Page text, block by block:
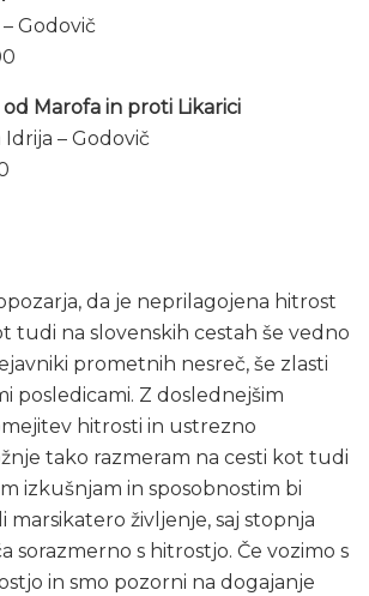
Godovič
od Marofa in proti Likarici
– Godovič
da je neprilagojena hitrost
tudi na slovenskih cestah še vedno
prometnih nesreč, še zlasti
posledicami. Z doslednejšim
hitrosti in ustrezno
tako razmeram na cesti kot tudi
izkušnjam in sposobnostim bi
marsikatero življenje, saj stopnja
sorazmerno s hitrostjo. Če vozimo s
in smo pozorni na dogajanje